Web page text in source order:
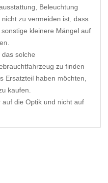
Beleuchtung
zu vermeiden ist, dass
kleinere Mängel auf
solche
zu finden
Ersatzteil haben möchten,
kaufen.
die Optik und nicht auf